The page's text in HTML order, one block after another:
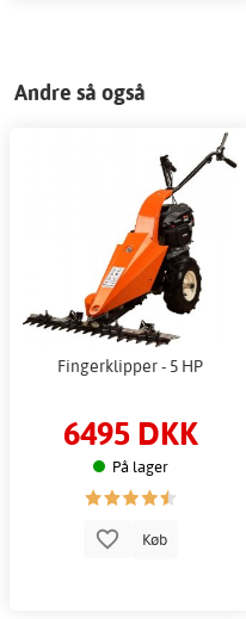
Andre så også
Fingerklipper - 5 HP
6495 DKK
På lager
Køb